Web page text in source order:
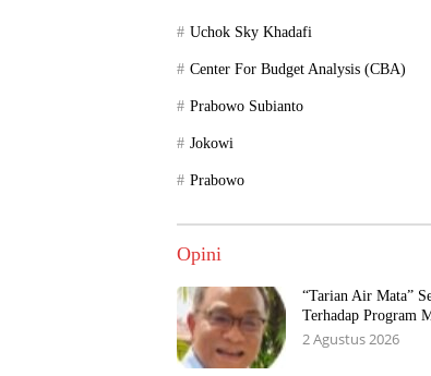
Uchok Sky Khadafi
Center For Budget Analysis (CBA)
Prabowo Subianto
Jokowi
Prabowo
Opini
“Tarian Air Mata”
Terhadap Program
2 Agustus 2026